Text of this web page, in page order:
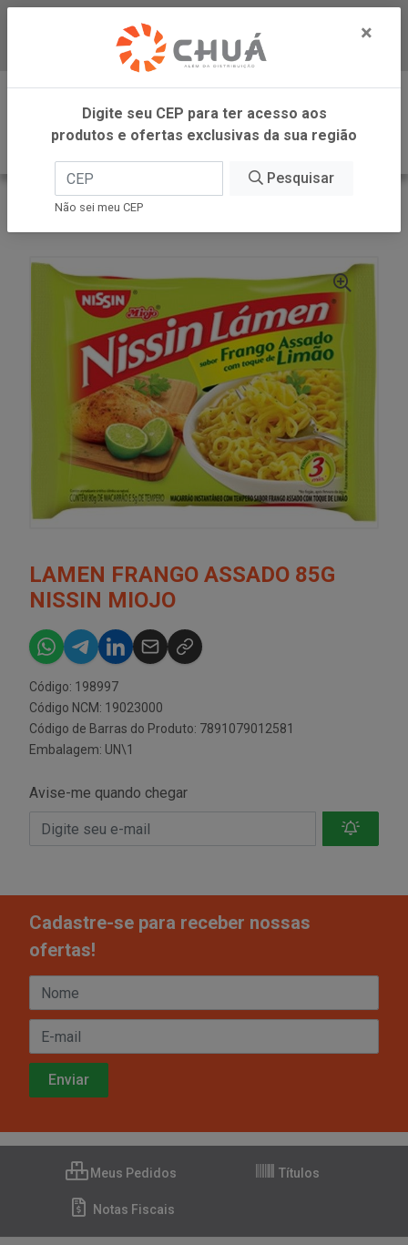
Baixe já nosso APP
0
INÍCIO
NISSIN
LAMEN FRANGO ASSADO 85G
NISSIN MIOJO
Código: 198997
Código NCM: 19023000
Código de Barras do Produto: 7891079012581
Embalagem: UN\1
Avise-me quando chegar
Cadastre-se para receber nossas
ofertas!
Meus Pedidos Títulos
Notas Fiscais
×
Digite seu CEP para ter acesso aos
produtos e ofertas exclusivas da sua região
Pesquisar
Não sei meu CEP